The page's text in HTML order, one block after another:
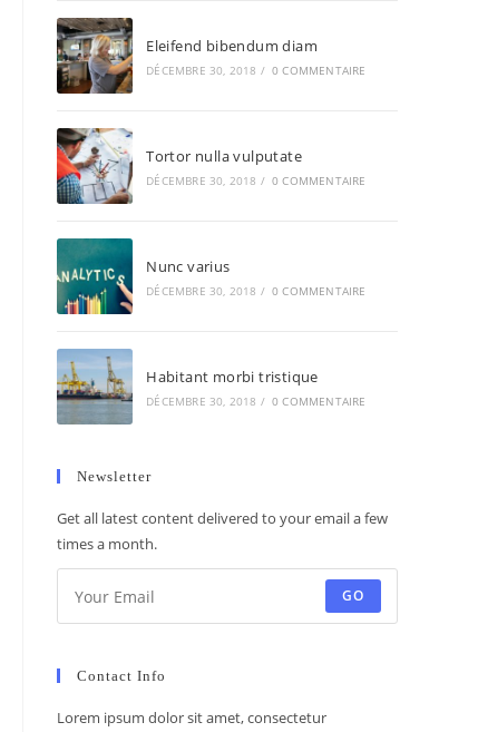
Eleifend bibendum diam
DÉCEMBRE 30, 2018 / 0 COMMENTAIRE
Tortor nulla vulputate
DÉCEMBRE 30, 2018 / 0 COMMENTAIRE
Nunc varius
DÉCEMBRE 30, 2018 / 0 COMMENTAIRE
Habitant morbi tristique
DÉCEMBRE 30, 2018 / 0 COMMENTAIRE
Newsletter
Get all latest content delivered to your email a few
times a month.
GO
Contact Info
Lorem ipsum dolor sit amet, consectetur